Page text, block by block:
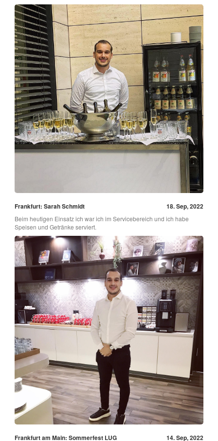
Frankfurt: Sarah Schmidt 18. Sep, 2022
Beim heutigen Einsatz ich war ich im Servicebereich und ich habe
Speisen und Getränke serviert.
Frankfurt am Main: Sommerfest LUG 14. Sep, 2022